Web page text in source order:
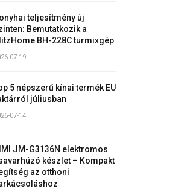
teljesítmény új
Bemutatkozik a
BH-228C turmixgép
07-19
5 népszerű kínai termék EU
júliusban
07-14
JM-G3136N elektromos
készlet – Kompakt
az otthoni